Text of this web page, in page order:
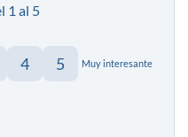
1 al 5
4 5 Muy interesante